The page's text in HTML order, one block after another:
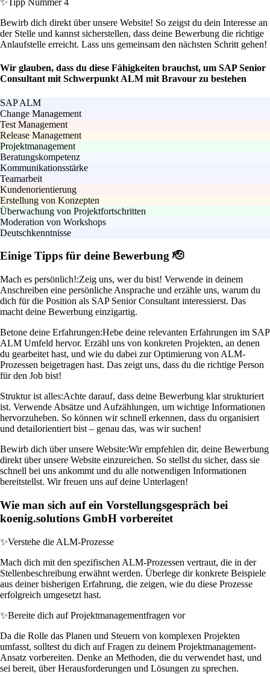
✨ Tipp Nummer 4
Bewirb dich direkt über unsere Website! So zeigst du dein Interesse an
der Stelle und kannst sicherstellen, dass deine Bewerbung die richtige
Anlaufstelle erreicht. Lass uns gemeinsam den nächsten Schritt gehen!
Wir glauben, dass du diese Fähigkeiten brauchst, um SAP Senior
Consultant mit Schwerpunkt ALM mit Bravour zu bestehen
SAP ALM
Change Management
Test Management
Release Management
Projektmanagement
Beratungskompetenz
Kommunikationsstärke
Teamarbeit
Kundenorientierung
Erstellung von Konzepten
Überwachung von Projektfortschritten
Moderation von Workshops
Deutschkenntnisse
Einige Tipps für deine Bewerbung 🫡
Mach es persönlich!:Zeig uns, wer du bist! Verwende in deinem
Anschreiben eine persönliche Ansprache und erzähle uns, warum du
dich für die Position als SAP Senior Consultant interessierst. Das
macht deine Bewerbung einzigartig.
Betone deine Erfahrungen:Hebe deine relevanten Erfahrungen im SAP
ALM Umfeld hervor. Erzähl uns von konkreten Projekten, an denen
du gearbeitet hast, und wie du dabei zur Optimierung von ALM-
Prozessen beigetragen hast. Das zeigt uns, dass du die richtige Person
für den Job bist!
Struktur ist alles:Achte darauf, dass deine Bewerbung klar strukturiert
ist. Verwende Absätze und Aufzählungen, um wichtige Informationen
hervorzuheben. So können wir schnell erkennen, dass du organisiert
und detailorientiert bist – genau das, was wir suchen!
Bewirb dich über unsere Website:Wir empfehlen dir, deine Bewerbung
direkt über unsere Website einzureichen. So stellst du sicher, dass sie
schnell bei uns ankommt und du alle notwendigen Informationen
bereitstellst. Wir freuen uns auf deine Unterlagen!
Wie man sich auf ein Vorstellungsgespräch bei
koenig.solutions GmbH vorbereitet
✨Verstehe die ALM-Prozesse
Mach dich mit den spezifischen ALM-Prozessen vertraut, die in der
Stellenbeschreibung erwähnt werden. Überlege dir konkrete Beispiele
aus deiner bisherigen Erfahrung, die zeigen, wie du diese Prozesse
erfolgreich umgesetzt hast.
✨Bereite dich auf Projektmanagementfragen vor
Da die Rolle das Planen und Steuern von komplexen Projekten
umfasst, solltest du dich auf Fragen zu deinem Projektmanagement-
Ansatz vorbereiten. Denke an Methoden, die du verwendet hast, und
sei bereit, über Herausforderungen und Lösungen zu sprechen.